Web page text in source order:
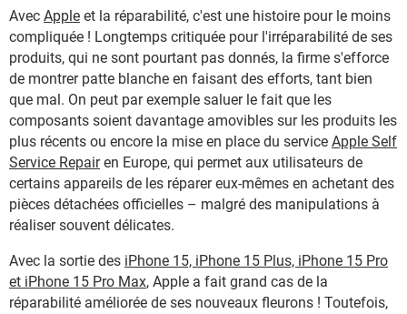
Avec Apple et la réparabilité, c'est une histoire pour le moins
compliquée ! Longtemps critiquée pour l'irréparabilité de ses
produits, qui ne sont pourtant pas donnés, la firme s'efforce
de montrer patte blanche en faisant des efforts, tant bien
que mal. On peut par exemple saluer le fait que les
composants soient davantage amovibles sur les produits les
plus récents ou encore la mise en place du service Apple Self
Service Repairen Europe, qui permet aux utilisateurs de
certains appareils de les réparer eux-mêmes en achetant des
pièces détachées officielles – malgré des manipulations à
réaliser souvent délicates.
Avec la sortie des iPhone 15, iPhone 15 Plus, iPhone 15 Pro
et iPhone 15 Pro Max, Apple a fait grand cas de la
réparabilité améliorée de ses nouveaux fleurons ! Toutefois,